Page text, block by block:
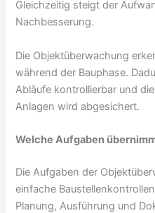
Gleichzeitig steigt der
Nachbesserung.
Die Objektüberwachung
während der Bauphase.
Abläufe kontrollierbar und
Anlagen wird abgesichert.
Welche Aufgaben
Die Aufgaben der
einfache
Planung, Ausführung und